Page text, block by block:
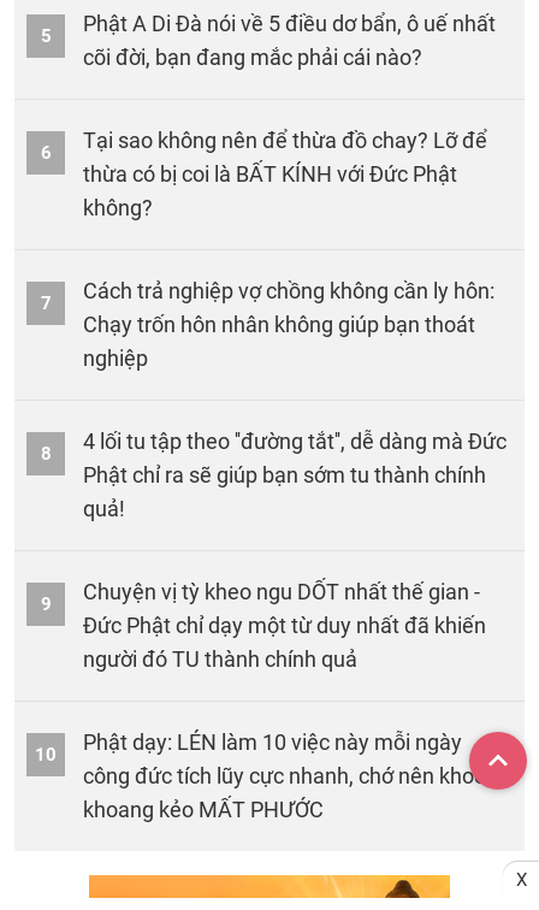
5
Phật A Di Đà nói về 5 điều dơ bẩn, ô uế nhất
cõi đời, bạn đang mắc phải cái nào?
6
Tại sao không nên để thừa đồ chay? Lỡ để
thừa có bị coi là BẤT KÍNH với Đức Phật
không?
7
Cách trả nghiệp vợ chồng không cần ly hôn:
Chạy trốn hôn nhân không giúp bạn thoát
nghiệp
8
4 lối tu tập theo ''đường tắt'', dễ dàng mà Đức
Phật chỉ ra sẽ giúp bạn sớm tu thành chính
quả!
9
Chuyện vị tỳ kheo ngu DỐT nhất thế gian -
Đức Phật chỉ dạy một từ duy nhất đã khiến
người đó TU thành chính quả
10
Phật dạy: LÉN làm 10 việc này mỗi ngày
công đức tích lũy cực nhanh, chớ nên khoe
khoang kẻo MẤT PHƯỚC
X